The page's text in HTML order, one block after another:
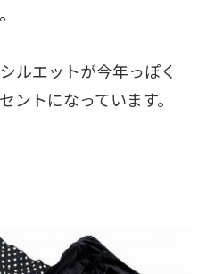
ルエットが今年っぽく
ントになっています。